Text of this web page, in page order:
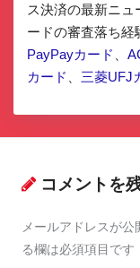
ス決済の最新ニ
ードの審査落ち経
PayPayカード
カード
三菱UFJ
コメントを
メールアドレスが公
る欄は必須項目です